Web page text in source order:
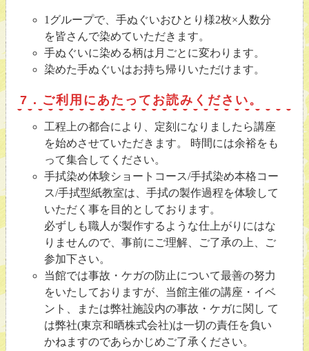
1グループで、手ぬぐいおひとり様2枚×人数分
を皆さんで染めていただきます。
手ぬぐいに染める柄は月ごとに変わります。
染めた手ぬぐいはお持ち帰りいただけます。
7．ご利用にあたってお読みください。
工程上の都合により、定刻になりましたら講座
を始めさせていただきます。 時間には余裕をも
って集合してください。
手拭染め体験ショートコース/手拭染め本格コー
ス/手拭型紙教室は、手拭の製作過程を体験して
いただく事を目的としております。
必ずしも職人が製作するような仕上がりにはな
りませんので、事前にご理解、ご了承の上、ご
参加下さい。
当館では事故・ケガの防止について最善の努力
をいたしておりますが、当館主催の講座・イベ
ント、または弊社施設内の事故・ケガに関し て
は弊社(東京和晒株式会社)は一切の責任を負い
かねますのであらかじめご了承ください。